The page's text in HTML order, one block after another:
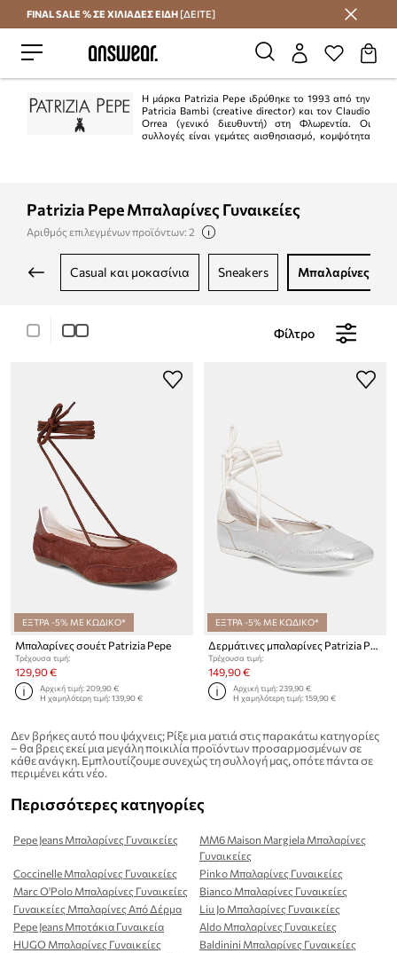
Εξοικονομήστε με το Answear Club
FINAL SALE % ΣΕ ΧΙΛΙΑΔΕΣ ΕΙΔΗ [ΔΕΙΤΕ]
Η μάρκα Patrizia Pepe ιδρύθηκε το 1993 από την
Patricia Bambi (creative director) και τον Claudio
Orrea (γενικό διευθυντή) στη Φλωρεντία. Οι
συλλογές είναι γεμάτες αισθησιασμό, κομψότητα
Patrizia Pepe Μπαλαρίνες Γυναικείες
Αριθμός επιλεγμένων προϊόντων: 2
casual και μοκασίνια sneakers μπαλαρίνες
Φίλτρο
ΕΞΤΡΑ -5% ΜΕ ΚΩΔΙΚΟ*
Μπαλαρίνες σουέτ Patrizia Pepe
Τρέχουσα τιμή:
129,90 €
Αρχική τιμή:209,90 €
Η χαμηλότερη τιμή:139,90 €
ΕΞΤΡΑ -5% ΜΕ ΚΩΔΙΚΟ*
Δερμάτινες μπαλαρίνες Patrizia Pepe
Τρέχουσα τιμή:
149,90 €
Αρχική τιμή:239,90 €
Η χαμηλότερη τιμή:159,90 €
Δεν βρήκες αυτό που ψάχνεις; Ρίξε μια ματιά στις παρακάτω κατηγορίες
– θα βρεις εκεί μια μεγάλη ποικιλία προϊόντων προσαρμοσμένων σε
κάθε ανάγκη. Εμπλουτίζουμε συνεχώς τη συλλογή μας, οπότε πάντα σε
περιμένει κάτι νέο.
Περισσότερες κατηγορίες
Pepe Jeans Μπαλαρίνες Γυναικείες
MM6 Maison Margiela Μπαλαρίνες
Γυναικείες
Coccinelle Μπαλαρίνες Γυναικείες
Pinko Μπαλαρίνες Γυναικείες
Marc O'Polo Μπαλαρίνες Γυναικείες
Bianco Μπαλαρίνες Γυναικείες
Γυναικείες Μπαλαρίνες Από Δέρμα
Liu Jo Μπαλαρίνες Γυναικείες
Pepe Jeans Μποτάκια Γυναικεία
Aldo Μπαλαρίνες Γυναικείες
HUGO Μπαλαρίνες Γυναικείες
Baldinini Μπαλαρίνες Γυναικείες